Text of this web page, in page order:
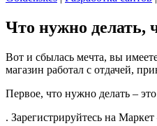
Что нужно делать,
Вот и сбылась мечта, вы
магазин работал с отдачей,
Первое, что нужно делать –
. Зарегистрируйтесь на